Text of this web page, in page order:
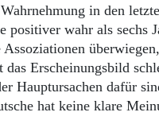
in den
positiver wahr als sechs
Erscheinungsbild
Hauptursachen dafür
hat keine klare